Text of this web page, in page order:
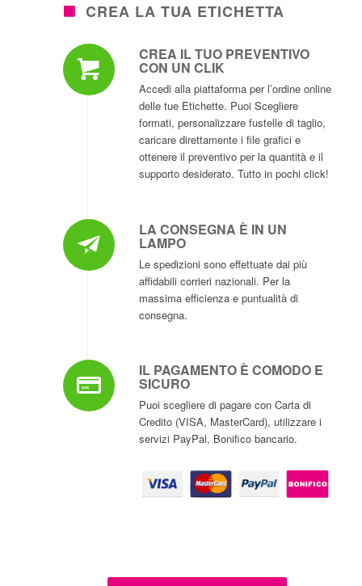
CREA LA TUA ETICHETTA
CREA IL TUO PREVENTIVO
CON UN CLIK
Accedi alla piattaforma per l’ordine online
delle tue Etichette. Puoi Scegliere
formati, personalizzare fustelle di taglio,
caricare direttamente i file grafici e
ottenere il preventivo per la quantità e il
supporto desiderato. Tutto in pochi click!
LA CONSEGNA È IN UN
LAMPO
Le spedizioni sono effettuate dai più
affidabili corrieri nazionali. Per la
massima efficienza e puntualità di
consegna.
IL PAGAMENTO È COMODO E
SICURO
Puoi scegliere di pagare con Carta di
Credito (VISA, MasterCard), utilizzare i
servizi PayPal, Bonifico bancario.